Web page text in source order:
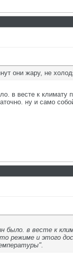
они жару, не
в весте к климату
ну и само
было. в весте к
режиме и этого